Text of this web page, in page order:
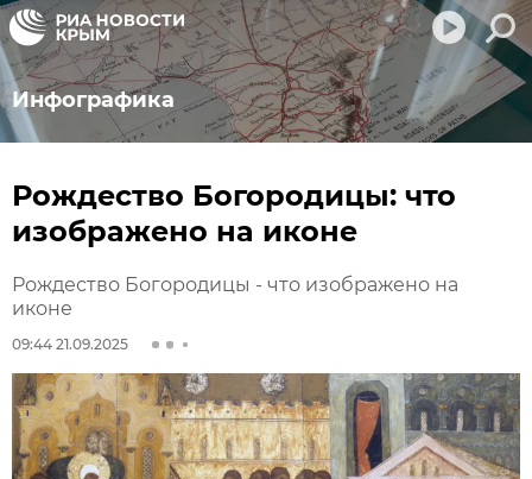
Инфографика
Рождество Богородицы: что
изображено на иконе
Рождество Богородицы - что изображено на
иконе
09:44 21.09.2025